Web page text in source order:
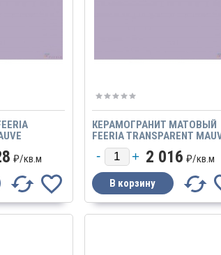
GTF
₽/кв.м
КЕРАМОГРАНИТ МАТОВЫЙ
FEERIA TRANSPARENT
ПРОЗРАЧНЫЙ ЛИЛОВЫЙ
2 016 ₽/кв.м